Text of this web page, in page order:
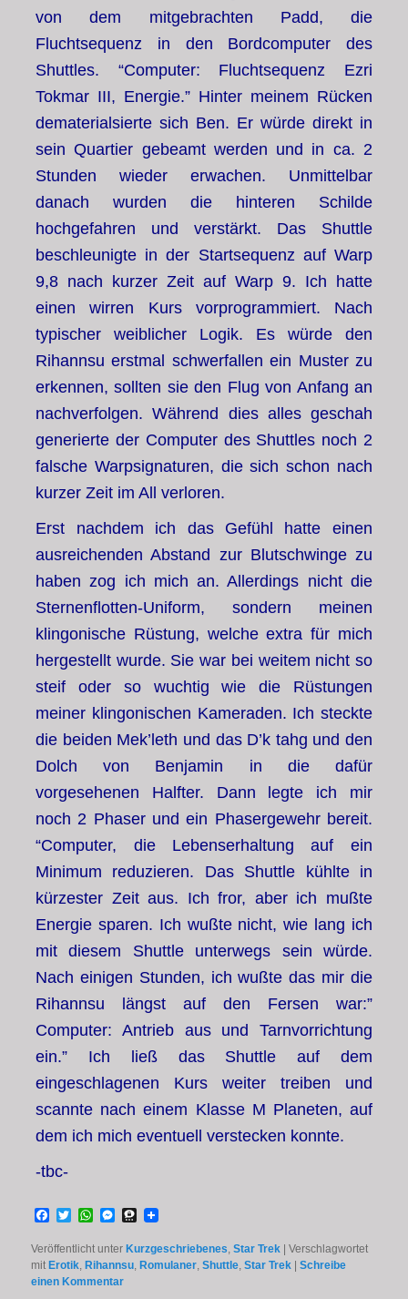
von dem mitgebrachten Padd, die
Fluchtsequenz in den Bordcomputer des
Shuttles. “Computer: Fluchtsequenz Ezri
Tokmar III, Energie.” Hinter meinem Rücken
dematerialsierte sich Ben. Er würde direkt in
sein Quartier gebeamt werden und in ca. 2
Stunden wieder erwachen. Unmittelbar
danach wurden die hinteren Schilde
hochgefahren und verstärkt. Das Shuttle
beschleunigte in der Startsequenz auf Warp
9,8 nach kurzer Zeit auf Warp 9. Ich hatte
einen wirren Kurs vorprogrammiert. Nach
typischer weiblicher Logik. Es würde den
Rihannsu erstmal schwerfallen ein Muster zu
erkennen, sollten sie den Flug von Anfang an
nachverfolgen. Während dies alles geschah
generierte der Computer des Shuttles noch 2
falsche Warpsignaturen, die sich schon nach
kurzer Zeit im All verloren.
Erst nachdem ich das Gefühl hatte einen
ausreichenden Abstand zur Blutschwinge zu
haben zog ich mich an. Allerdings nicht die
Sternenflotten-Uniform, sondern meinen
klingonische Rüstung, welche extra für mich
hergestellt wurde. Sie war bei weitem nicht so
steif oder so wuchtig wie die Rüstungen
meiner klingonischen Kameraden. Ich steckte
die beiden Mek’leth und das D’k tahg und den
Dolch von Benjamin in die dafür
vorgesehenen Halfter. Dann legte ich mir
noch 2 Phaser und ein Phasergewehr bereit.
“Computer, die Lebenserhaltung auf ein
Minimum reduzieren. Das Shuttle kühlte in
kürzester Zeit aus. Ich fror, aber ich mußte
Energie sparen. Ich wußte nicht, wie lang ich
mit diesem Shuttle unterwegs sein würde.
Nach einigen Stunden, ich wußte das mir die
Rihannsu längst auf den Fersen war:”
Computer: Antrieb aus und Tarnvorrichtung
ein.” Ich ließ das Shuttle auf dem
eingeschlagenen Kurs weiter treiben und
scannte nach einem Klasse M Planeten, auf
dem ich mich eventuell verstecken konnte.
-tbc-
Facebook
TwitterWhatsApp
Messenger
Threema
Veröffentlicht unter Kurzgeschriebenes,Star Trek |Verschlagwortet
mit Erotik, Rihannsu, Romulaner,Shuttle,Star Trek |Schreibe
einen Kommentar